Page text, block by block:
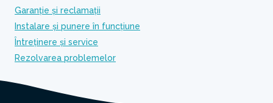
Garanție și reclamații
Instalare și punere în funcțiune
Întreținere și service
Rezolvarea problemelor